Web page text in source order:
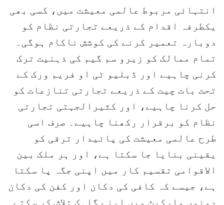
انتہائی مربوط عالمی معیشت میں، کسی بھی
یکطرفہ اقدام کے ذریعے تجارتی نظام کو
دوبارہ تعمیر کرنے کی کوشش ناکام ہوگی۔
تمام ممالک کو زیرو سم گیم کی ذہنیت ترک
کرنی چاہیے اور ڈبلیو ٹی او فریم ورک کے
تحت بات چیت کے ذریعے تجارتی تنازعات کو
حل کرنا چاہیے، اور کثیرالجہتی تجارتی
نظام کو برقرار رکھنا چاہیے۔ صرف اسی
طرح عالمی معیشت کی پائیدار ترقی کو
یقینی بنایا جا سکتا ہے، اور ہر ملک بین
الاقوامی تقسیم کار میں اپنی جگہ پا سکتا
ہے، جیسے کہ کافی کی دکان اور کفن کی دکان
دونوں مارکیٹ میں اپنے گاہک تلاش کر سکتے